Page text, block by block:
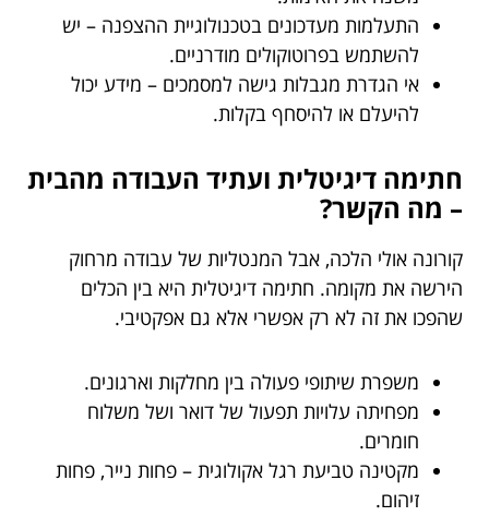
התעלמות מעדכונים בטכנולוגיית ההצפנה – יש
להשתמש בפרוטוקולים מודרניים.
אי הגדרת מגבלות גישה למסמכים – מידע יכול
להיעלם או להיסחף בקלות.
חתימה דיגיטלית ועתיד העבודה מהבית
– מה הקשר?
קורונה אולי הלכה, אבל המנטליות של עבודה מרחוק
הירשה את מקומה. חתימה דיגיטלית היא בין הכלים
שהפכו את זה לא רק אפשרי אלא גם אפקטיבי.
משפרת שיתופי פעולה בין מחלקות וארגונים.
מפחיתה עלויות תפעול של דואר ושל משלוח
חומרים.
מקטינה טביעת רגל אקולוגית – פחות נייר, פחות
זיהום.